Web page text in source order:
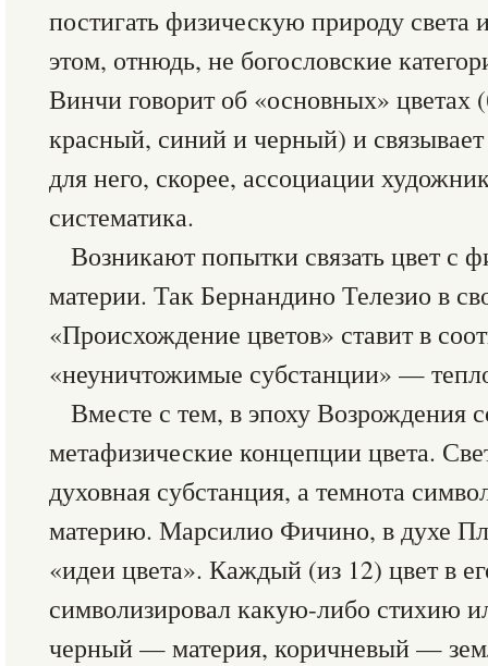
постигать физическую природу света
этом, отнюдь, не богословские
Винчи говорит об «основных»
красный, синий и черный) и
для него, скорее, ассоциации
систематика.
Возникают попытки связать цвет с
материи. Так Бернандино Телезио в
«Происхождение цветов» ставит в
«неуничтожимые субстанции» —
Вместе с тем, в эпоху Возрождения
метафизические концепции цвета.
духовная субстанция, а темнота
материю. Марсилио Фичино, в духе
«идеи цвета». Каждый (из 12) цвет в
символизировал какую-либо стихию
черный — материя, коричневый —